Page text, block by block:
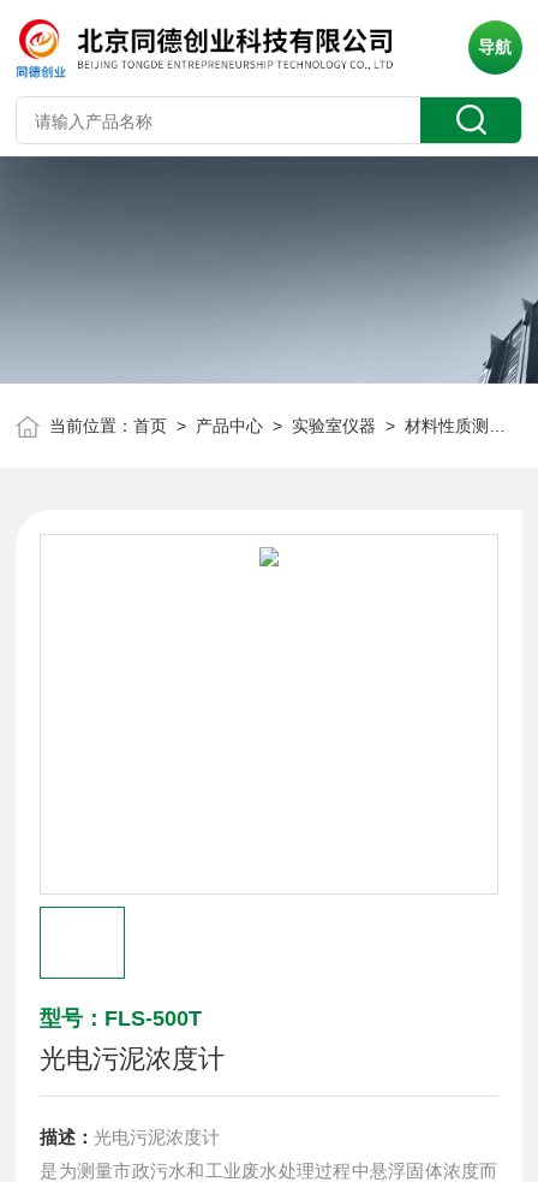
导航
当前位置：首页 > 产品中心 > 实验室仪器 >材料性质测定
型号：FLS-500T
光电污泥浓度计
描述：光电污泥浓度计
是为测量市政污水和工业废水处理过程中悬浮固体浓度而